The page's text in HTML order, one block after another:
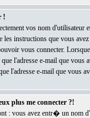
!
vos nom
les instructions que vous
vous connecter.
l'adresse e-mail que vous
l'adresse e-mail que vous
plus me connecter ?!
: vous avez entr� un